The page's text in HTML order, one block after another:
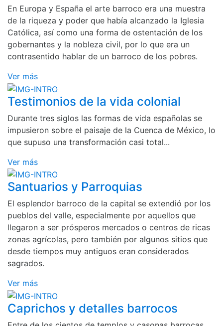
En Europa y España el arte barroco era una muestra
de la riqueza y poder que había alcanzado la Iglesia
Católica, así como una forma de ostentación de los
gobernantes y la nobleza civil, por lo que era un
contrasentido hablar de un barroco de los pobres.
Ver más
Testimonios de la vida colonial
Durante tres siglos las formas de vida españolas se
impusieron sobre el paisaje de la Cuenca de México, lo
que supuso una transformación casi total...
Ver más
Santuarios y Parroquias
El esplendor barroco de la capital se extendió por los
pueblos del valle, especialmente por aquellos que
llegaron a ser prósperos mercados o centros de ricas
zonas agrícolas, pero también por algunos sitios que
desde tiempos muy antiguos eran considerados
sagrados.
Ver más
Caprichos y detalles barrocos